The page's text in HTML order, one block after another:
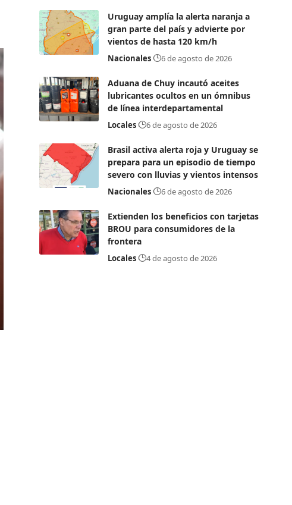
Uruguay amplía la alerta naranja a
gran parte del país y advierte por
vientos de hasta 120 km/h
Nacionales 6 de agosto de 2026
Aduana de Chuy incautó aceites
lubricantes ocultos en un ómnibus
de línea interdepartamental
Locales 6 de agosto de 2026
Brasil activa alerta roja y Uruguay se
prepara para un episodio de tiempo
severo con lluvias y vientos intensos
Nacionales 6 de agosto de 2026
Extienden los beneficios con tarjetas
BROU para consumidores de la
frontera
Locales 4 de agosto de 2026